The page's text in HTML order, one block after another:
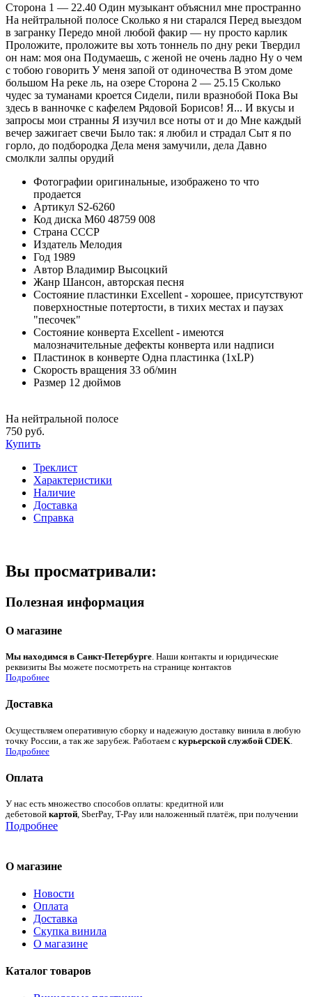
Сторона 1 — 22.40 Один музыкант объяснил мне пространно
На нейтральной полосе Сколько я ни старался Перед выездом
в загранку Передо мной любой факир — ну просто карлик
Проложите, проложите вы хоть тоннель по дну реки Твердил
он нам: моя она Подумаешь, с женой не очень ладно Ну о чем
с тобою говорить У меня запой от одиночества В этом доме
большом На реке ль, на озере Сторона 2 — 25.15 Сколько
чудес за туманами кроется Сидели, пили вразнобой Пока Вы
здесь в ванночке с кафелем Рядовой Борисов! Я... И вкусы и
запросы мои странны Я изучил все ноты от и до Мне каждый
вечер зажигает свечи Было так: я любил и страдал Сыт я по
горло, до подбородка Дела меня замучили, дела Давно
смолкли залпы орудий
Фотографии оригинальные, изображено то что
продается
Артикул S2-6260
Код диска М60 48759 008
Страна СССР
Издатель Мелодия
Год 1989
Автор Владимир Высоцкий
Жанр Шансон, авторская песня
Состояние пластинки Excellent - хорошее, присутствуют
поверхностные потертости, в тихих местах и паузах
"песочек"
Состояние конверта Excellent - имеются
малозначительные дефекты конверта или надписи
Пластинок в конверте Одна пластинка (1xLP)
Скорость вращения 33 об/мин
Размер 12 дюймов
На нейтральной полосе
750 руб.
Купить
Треклист
Характеристики
Наличие
Доставка
Справка
Вы просматривали:
Полезная информация
О магазине
Мы находимся в Санкт-Петербурге. Наши контакты и юридические
реквизиты Вы можете посмотреть на странице контактов
Подробнее
Доставка
Осуществляем оперативную сборку и надежную доставку винила в любую
точку России, а так же зарубеж. Работаем с курьерской службой CDEK
Подробнее
Оплата
У нас есть множество способов оплаты: кредитной или
дебетовой картой, SberPay, T-Pay или наложенный платёж, при получении
Подробнее
О магазине
Новости
Оплата
Доставка
Скупка винила
О магазине
Каталог товаров